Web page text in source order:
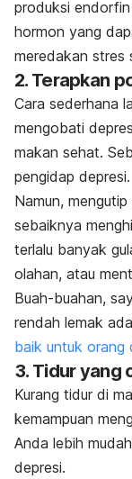
produksi
hormon yang
meredakan stres
2. Terapkan
Cara sederhana
mengobati
makan sehat.
pengidap depresi.
Namun, mengutip
sebaiknya
terlalu banyak
olahan, atau
Buah-buahan,
rendah lemak
baik untuk orang
3. Tidur yang
Kurang tidur di
kemampuan
Anda lebih
depresi.